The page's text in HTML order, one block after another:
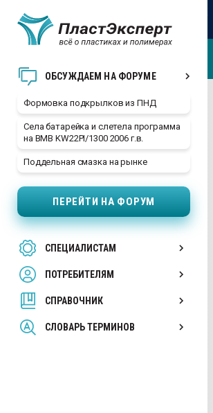
ОБСУЖДАЕМ НА ФОРУМЕ
Формовка подкрылков из ПНД
Села батарейка и слетела программа
на BMB KW22PI/1300 2006 г.в.
Поддельная смазка на рынке
ПЕРЕЙТИ НА ФОРУМ
СПЕЦИАЛИСТАМ
ПОТРЕБИТЕЛЯМ
СПРАВОЧНИК
СЛОВАРЬ ТЕРМИНОВ